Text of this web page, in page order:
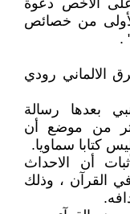
الأخص دعوة
من خصائص
.
الالماني رودي
بعدها رسالة
من موضع أن
كتابا سماويا.
أن الاحداث
القرآن ، وذلك